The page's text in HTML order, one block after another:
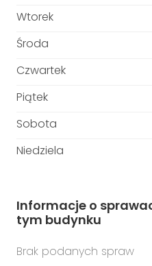
Wtorek
Środa
Czwartek
Piątek
Sobota
Niedziela
Informacje o
tym budynku
Brak podanych spraw